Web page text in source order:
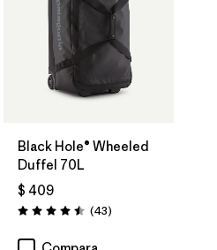
Agregar a la
Bolsa
Black Hole® Wheeled
Duffel 70L
$ 409
Valoración: 4.5 / 5
(43Comentarios
)